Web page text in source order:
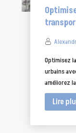
Optimisez
urbains
améliorez
Lire